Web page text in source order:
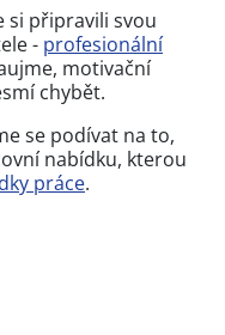
si připravili svou
- profesionální
motivační
chybět.
se podívat na to,
nabídku, kterou
práce.